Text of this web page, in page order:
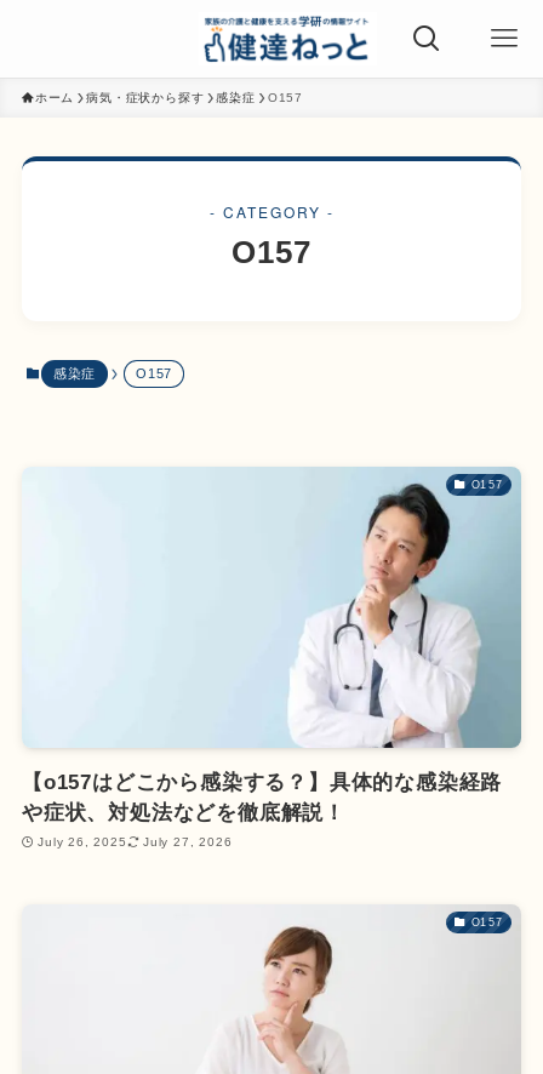
ホーム 病気・症状から探す 感染症 O157
- CATEGORY -
O157
感染症 O157
O157
【o157はどこから感染する？】具体的な感染経路
や症状、対処法などを徹底解説！
July 26, 2025 July 27, 2026
O157